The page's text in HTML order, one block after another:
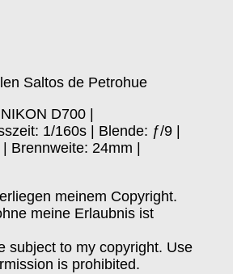
Saltos de Petrohue
D700 |
1/160s | Blende: ƒ/9 |
Brennweite: 24mm |
meinem Copyright.
meine Erlaubnis ist
subject to my copyright. Use
is prohibited.